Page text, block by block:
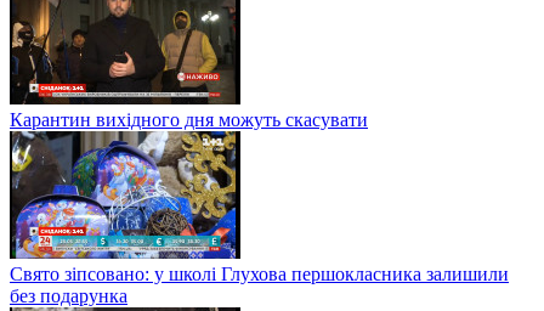
Карантин вихідного дня можуть скасувати
Свято зіпсовано: у школі Глухова першокласника залишили
без подарунка